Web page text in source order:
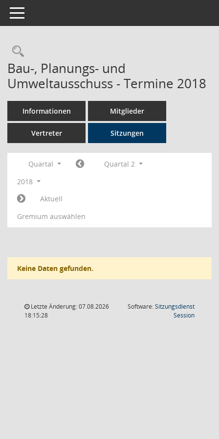
Toggle navigation
Rechercheauswahl
Bau-, Planungs- und
Umweltausschuss - Termine 2018
Informationen Mitglieder
Vertreter Sitzungen
Quartal
Quartal 2
2018
Aktuell
Gremium auswählen
Keine Daten gefunden.
Letzte Änderung: 07.08.2026
18:15:28
Software:Sitzungsdienst
Session(Wird in